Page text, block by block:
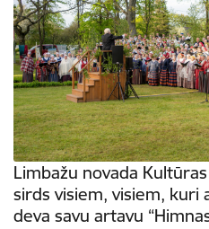
Limbažu novada
sirds visiem, visiem, kuri
deva savu artavu